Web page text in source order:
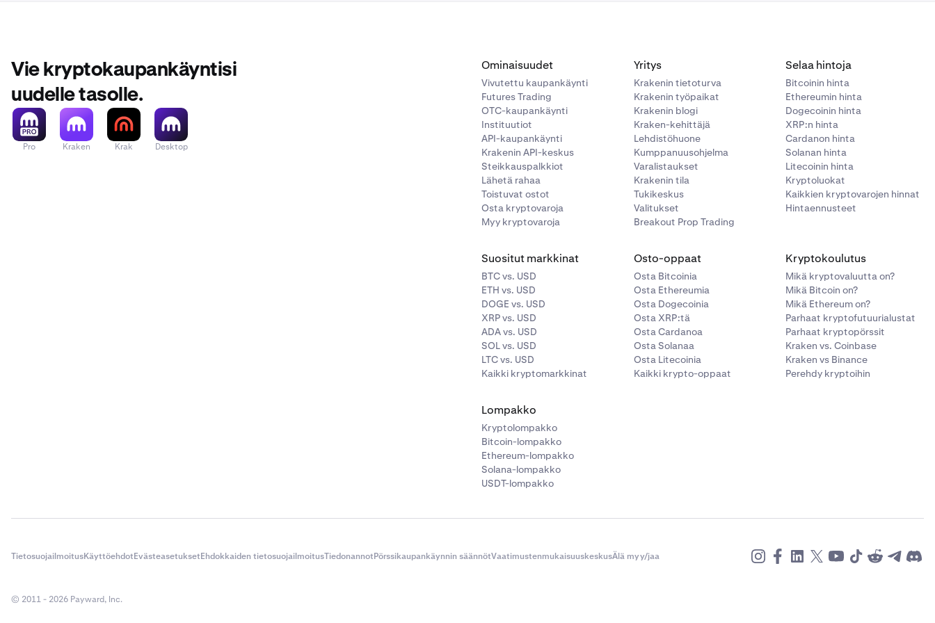
Vie kryptokaupankäyntisi
uudelle tasolle.
Pro Kraken Krak Desktop
Ominaisuudet
Vivutettu kaupankäynti
Futures Trading
OTC-kaupankäynti
Instituutiot
API-kaupankäynti
Krakenin API-keskus
Steikkauspalkkiot
Lähetä rahaa
Toistuvat ostot
Osta kryptovaroja
Myy kryptovaroja
Yritys
Krakenin tietoturva
Krakenin työpaikat
Krakenin blogi
Kraken-kehittäjä
Lehdistöhuone
Kumppanuusohjelma
Varalistaukset
Krakenin tila
Tukikeskus
Valitukset
Breakout Prop Trading
Selaa hintoja
Bitcoinin hinta
Ethereumin hinta
Dogecoinin hinta
XRP:n hinta
Cardanon hinta
Solanan hinta
Litecoinin hinta
Kryptoluokat
Kaikkien kryptovarojen hinnat
Hintaennusteet
Suositut markkinat
BTC vs. USD
ETH vs. USD
DOGE vs. USD
XRP vs. USD
ADA vs. USD
SOL vs. USD
LTC vs. USD
Kaikki kryptomarkkinat
Osto-oppaat
Osta Bitcoinia
Osta Ethereumia
Osta Dogecoinia
Osta XRP:tä
Osta Cardanoa
Osta Solanaa
Osta Litecoinia
Kaikki krypto-oppaat
Kryptokoulutus
Mikä kryptovaluutta on?
Mikä Bitcoin on?
Mikä Ethereum on?
Parhaat kryptofutuurialustat
Parhaat kryptopörssit
Kraken vs. Coinbase
Kraken vs Binance
Perehdy kryptoihin
Lompakko
Kryptolompakko
Bitcoin-lompakko
Ethereum-lompakko
Solana-lompakko
USDT-lompakko
TietosuojailmoitusKäyttöehdotEvästeasetuksetEhdokkaiden tietosuojailmoitusTiedonannotPörssikaupankäynnin säännötVaatimustenmukaisuuskeskusÄlä myy/jaa
© 2011 - 2026 Payward, Inc.